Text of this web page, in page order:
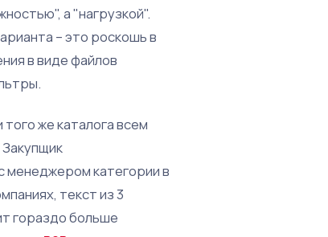
а "нагрузкой".
– это роскошь в
в виде файлов
же каталога всем
менеджером категории в
текст из 3
гораздо больше